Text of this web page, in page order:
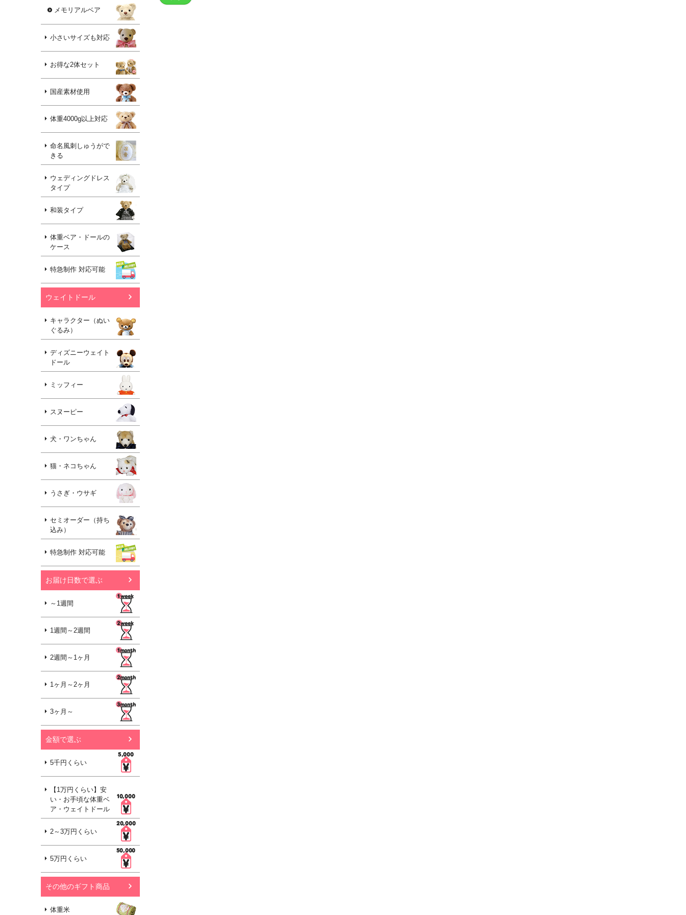
メモリアルベア
小さいサイズも対応
お得な2体セット
国産素材使用
体重4000g以上対応
命名風刺しゅうがで
きる
ウェディングドレス
タイプ
和装タイプ
体重ベア・ドールの
ケース
特急制作 対応可能
ウェイトドール
キャラクター（ぬい
ぐるみ）
ディズニーウェイト
ドール
ミッフィー
スヌーピー
犬・ワンちゃん
猫・ネコちゃん
うさぎ・ウサギ
セミオーダー（持ち
込み）
特急制作 対応可能
お届け日数で選ぶ
～1週間
1週間～2週間
2週間～1ヶ月
1ヶ月～2ヶ月
3ヶ月～
金額で選ぶ
5千円くらい
【1万円くらい】安
い・お手頃な体重ベ
ア・ウェイトドール
2～3万円くらい
5万円くらい
その他のギフト商品
体重米